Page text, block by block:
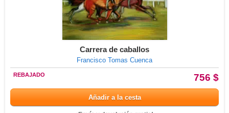
Carrera de caballos
Francisco Tomas Cuenca
756 $
REBAJADO
Añadir a la cesta